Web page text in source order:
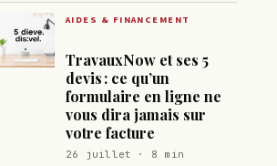
AIDES & FINANCEMENT
TravauxNow et ses 5
devis : ce qu’un
formulaire en ligne ne
vous dira jamais sur
votre facture
26 juillet · 8 min